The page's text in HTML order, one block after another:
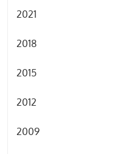
2021
2018
2015
2012
2009